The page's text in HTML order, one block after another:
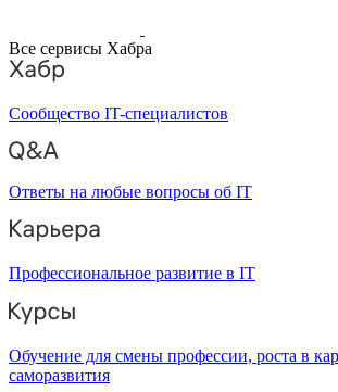
Все сервисы Хабра
Сообщество IT-специалистов
Ответы на любые вопросы об IT
Профессиональное развитие в IT
Обучение для смены профессии, роста в
саморазвития